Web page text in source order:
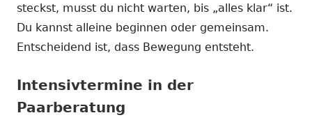
steckst, musst du nicht warten, bis „alles klar“ ist.
Du kannst alleine beginnen oder gemeinsam.
Entscheidend ist, dass Bewegung entsteht.
Intensivtermine in der
Paarberatung